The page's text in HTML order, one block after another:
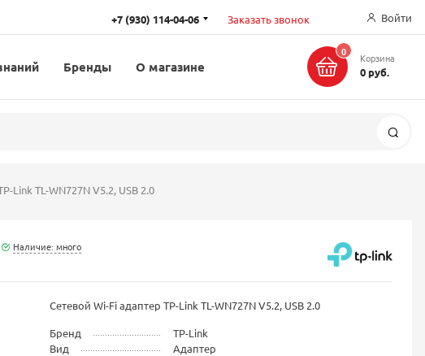
+7 (930) 114-04-06 Заказать звонок Войти
Бренды О магазине
0 Корзина
0 руб.
Link TL-WN727N V5.2, USB 2.0
Наличие: много
Сетевой Wi-Fi адаптер TP-Link TL-WN727N V5.2, USB 2.0
Бренд
TP-Link
Вид
Адаптер